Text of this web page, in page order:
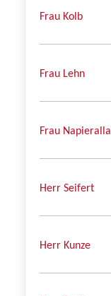
Frau Kolb
Frau Lehn
Frau Napieralla
Herr Seifert
Herr Kunze